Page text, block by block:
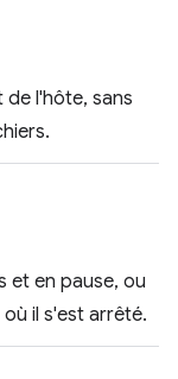
l'hôte, sans
et en pause, ou
il s'est arrêté.